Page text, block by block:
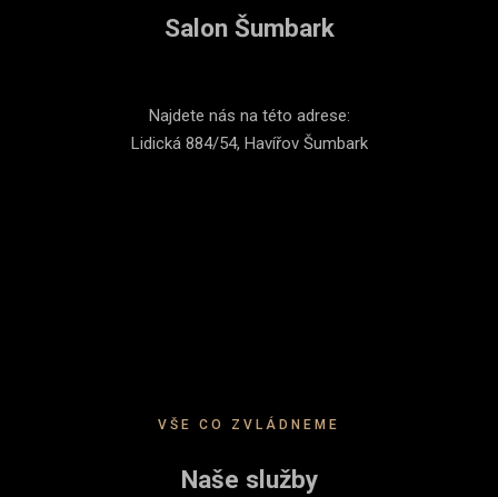
Salon Šumbark
Najdete nás na této adrese:
Lidická 884/54, Havířov Šumbark
VŠE CO ZVLÁDNEME
Naše služby